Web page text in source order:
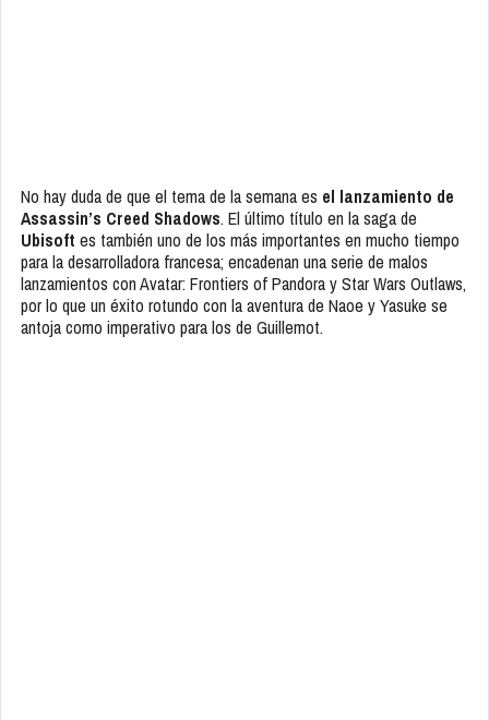
No hay duda de que el tema de la semana es el lanzamiento de
Assassin’s Creed Shadows. El último título en la saga de
Ubisoft es también uno de los más importantes en mucho tiempo
para la desarrolladora francesa; encadenan una serie de malos
lanzamientos con Avatar: Frontiers of Pandora y Star Wars Outlaws,
por lo que un éxito rotundo con la aventura de Naoe y Yasuke se
antoja como imperativo para los de Guillemot.